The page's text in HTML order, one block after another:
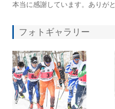
本当に感謝しています。ありが
フォトギャラリー